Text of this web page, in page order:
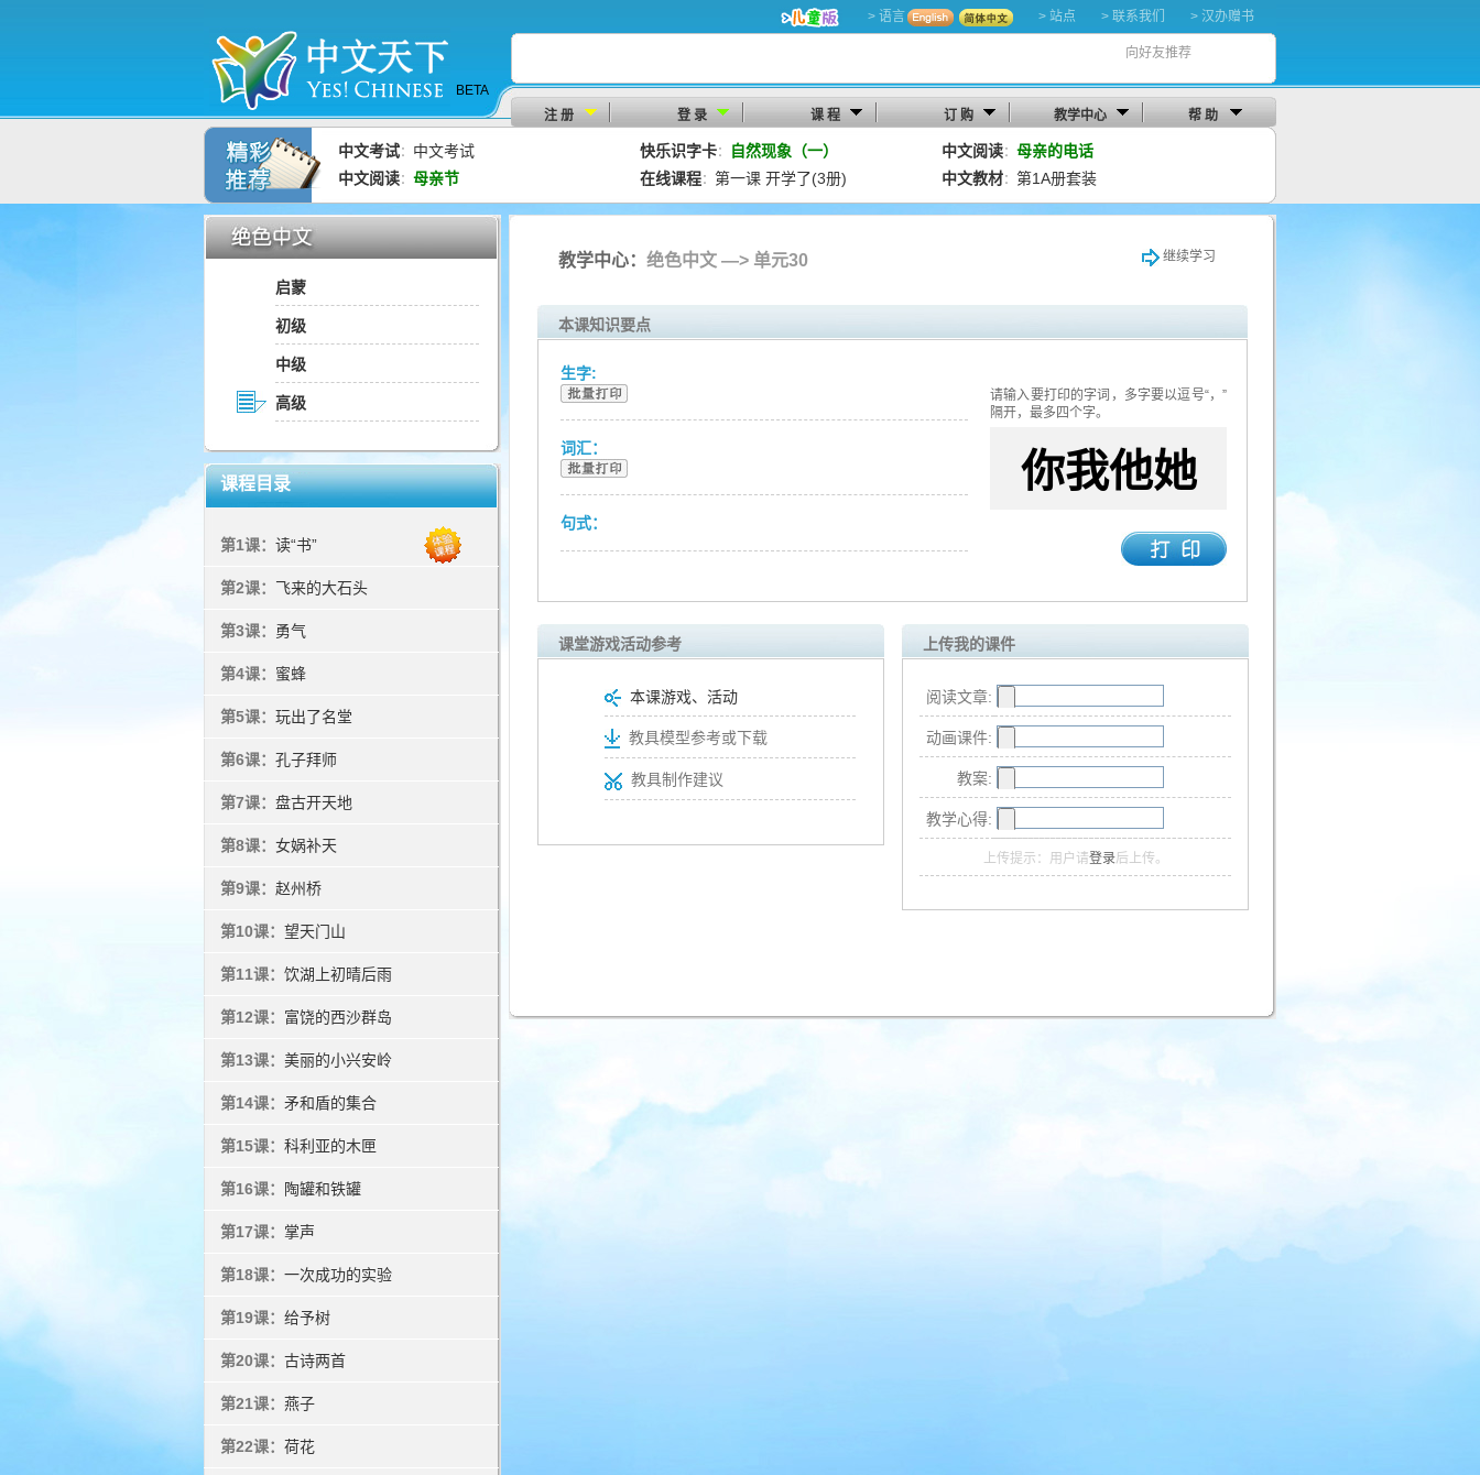
BETA
> 语言 > 站点 > 联系我们 > 汉办赠书
向好友推荐
注 册 登 录 课 程 订 购 教学中心 帮 助
中文考试： 中文考试 快乐识字卡： 自然现象（一） 中文阅读： 母亲的电话
中文阅读： 母亲节 在线课程： 第一课 开学了(3册) 中文教材： 第1A册套装
启蒙
初级
中级
高级
课程目录
第1课： 读“书”
第2课： 飞来的大石头
第3课： 勇气
第4课： 蜜蜂
第5课： 玩出了名堂
第6课： 孔子拜师
第7课： 盘古开天地
第8课： 女娲补天
第9课： 赵州桥
第10课： 望天门山
第11课： 饮湖上初晴后雨
第12课： 富饶的西沙群岛
第13课： 美丽的小兴安岭
第14课： 矛和盾的集合
第15课： 科利亚的木匣
第16课： 陶罐和铁罐
第17课： 掌声
第18课： 一次成功的实验
第19课： 给予树
第20课： 古诗两首
第21课： 燕子
第22课： 荷花
教学中心： 绝色中文 —> 单元30 继续学习
本课知识要点
生字:
词汇：
句式：
请输入要打印的字词，多字要以逗号“，”
隔开，最多四个字。
课堂游戏活动参考
本课游戏、活动
教具模型参考或下载
教具制作建议
上传我的课件
阅读文章:
动画课件:
教案:
教学心得:
上传提示：用户请登录后上传。